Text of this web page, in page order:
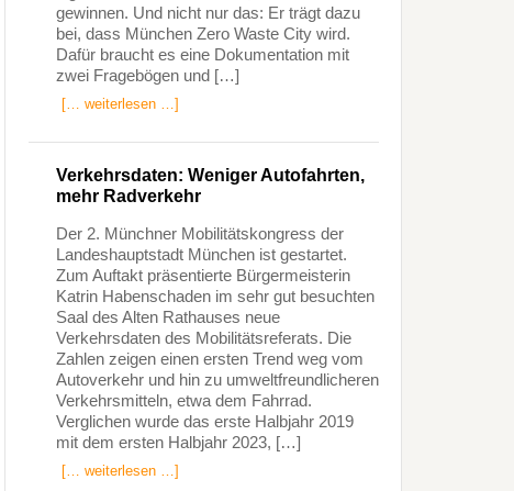
gewinnen. Und nicht nur das: Er trägt dazu
bei, dass München Zero Waste City wird.
Dafür braucht es eine Dokumentation mit
zwei Fragebögen und […]
[… weiterlesen …]
Verkehrsdaten: Weniger Autofahrten,
mehr Radverkehr
Der 2. Münchner Mobilitätskongress der
Landeshauptstadt München ist gestartet.
Zum Auftakt präsentierte Bürgermeisterin
Katrin Habenschaden im sehr gut besuchten
Saal des Alten Rathauses neue
Verkehrsdaten des Mobilitätsreferats. Die
Zahlen zeigen einen ersten Trend weg vom
Autoverkehr und hin zu umweltfreundlicheren
Verkehrsmitteln, etwa dem Fahrrad.
Verglichen wurde das erste Halbjahr 2019
mit dem ersten Halbjahr 2023, […]
[… weiterlesen …]